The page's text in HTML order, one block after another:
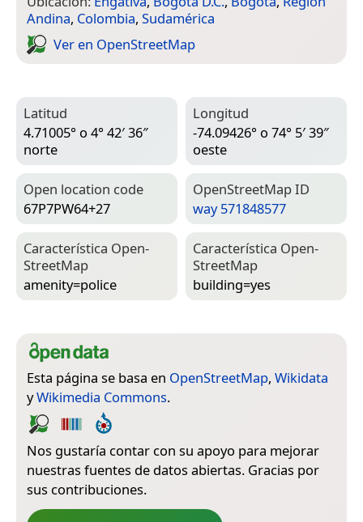
Andina, Colombia, Sudamérica
Ver en Open­Street­Map
Latitud
4.71005° o 4° 42′ 36″
norte
Longitud
-74.09426° o 74° 5′ 39″
oeste
Open location code
67P7PW64+27
Open­Street­Map ID
way 571848577
Característica Open­
Street­Map
amenity=­police
Característica Open­
Street­Map
building=­yes
Esta página se basa en OpenStreetMap, Wikidata
yWikimedia Commons.
Nos gustaría contar con su apoyo para mejorar
nuestras fuentes de datos abiertas. Gracias por
sus contribuciones.